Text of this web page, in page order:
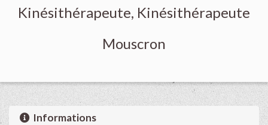
Kinésithérapeute, Kinésithérapeute
Mouscron
Informations